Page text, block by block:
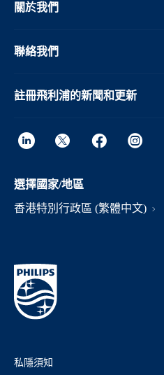
關於我們
聯絡我們
註冊飛利浦的新聞和更新
選擇國家/地區
香港特別行政區 (繁體中文)
私隱須知